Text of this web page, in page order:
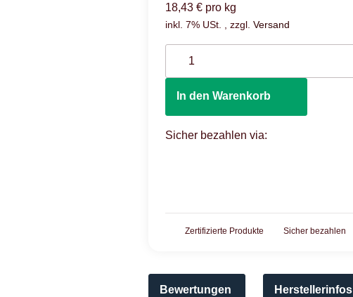
18,43 € pro kg
inkl. 7% USt. , zzgl.Versand
In den Warenkorb
Sicher bezahlen via:
Zertifizierte Produkte Sicher bezahlen
Bewertungen Herstellerinfos